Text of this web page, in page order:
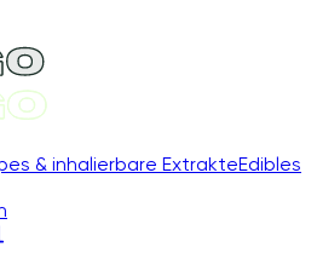
& inhalierbare ExtrakteEdibles